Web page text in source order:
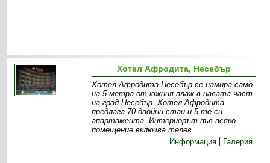
Хотел Афродита, Несебър
Хотел Афродита Несебър се намира само
на 5 метра от южния плаж в навата част
на град Несебър. Хотел Афродита
предлага 70 двойни стаи и 5-те си
апартамента. Интериорът във всяко
помещение включва телев
Информация
Галерия